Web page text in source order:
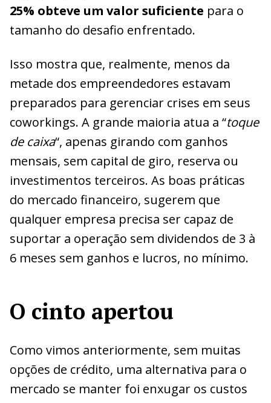
25% obteve um valor suficiente para o
tamanho do desafio enfrentado.
Isso mostra que, realmente, menos da
metade dos empreendedores estavam
preparados para gerenciar crises em seus
coworkings. A grande maioria atua a “toque
de caixa“, apenas girando com ganhos
mensais, sem capital de giro, reserva ou
investimentos terceiros. As boas práticas
do mercado financeiro, sugerem que
qualquer empresa precisa ser capaz de
suportar a operação sem dividendos de 3 à
6 meses sem ganhos e lucros, no mínimo.
O cinto apertou
Como vimos anteriormente, sem muitas
opções de crédito, uma alternativa para o
mercado se manter foi enxugar os custos